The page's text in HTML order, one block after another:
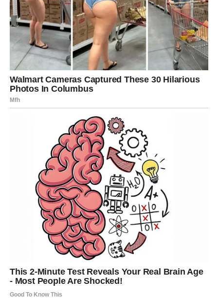
LAV
Ljubav
Lavovima dolaze veoma zanimljivi ljubavni događaji.
Moguće je poznanstvo koje brzo prerasta u nešto
ozbiljno.
Ostatak godine donosi uspjeh i priznanje za trud koji ste
DJEVICA
Ljubav
Neko iz prošlosti mogao bi ponovo ući u vaš život, ali
ovog puta sa potpuno drugačijim namjerama.
Novac i posao
Finansijska situacija postaje mnogo stabilnija nego ranije.